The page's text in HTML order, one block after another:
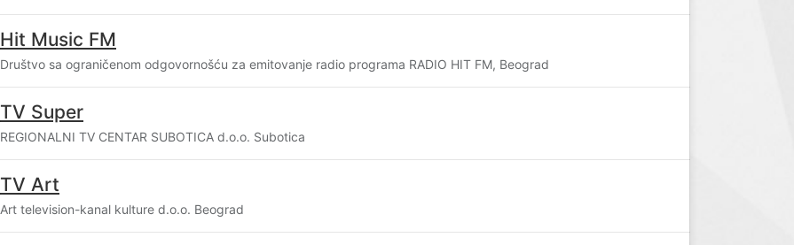
Hit Music FM
Društvo sa ograničenom odgovornošću za emitovanje radio programa RADIO HIT FM, Beograd
TV Super
REGIONALNI TV CENTAR SUBOTICA d.o.o. Subotica
TV Art
Art television-kanal kulture d.o.o. Beograd